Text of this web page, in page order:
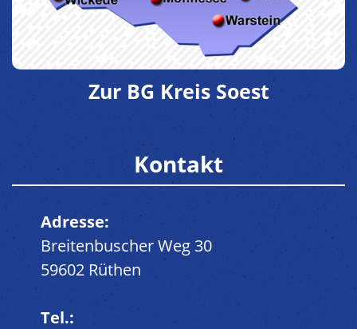
Zur BG Kreis Soest
Kontakt
Adresse:
Breitenbuscher Weg 30
59602 Rüthen
Tel.: